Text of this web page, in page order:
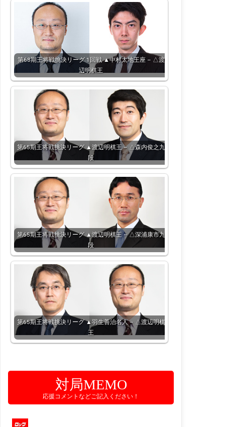
第68期王将戦挑決リーグ 1回戦 ▲中村太地王座 – △渡
辺明棋王
第65期王将戦挑決リーグ ▲渡辺明棋王 – △森内俊之九
段
第65期王将戦挑決リーグ ▲渡辺明棋王 – △深浦康市九
段
第65期王将戦挑決リーグ ▲羽生善治名人 – △渡辺明棋
王
対局MEMO
応援コメントなどご記入ください！